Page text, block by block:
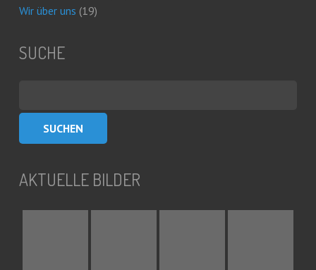
Wir über uns (19)
SUCHE
AKTUELLE BILDER